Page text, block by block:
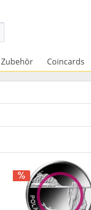
Zubehör Coincards